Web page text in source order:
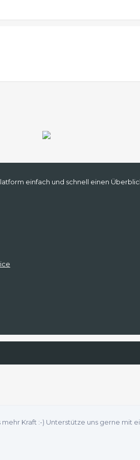
einfach und schnell einen
Kraft :-) Unterstütze uns gerne mit